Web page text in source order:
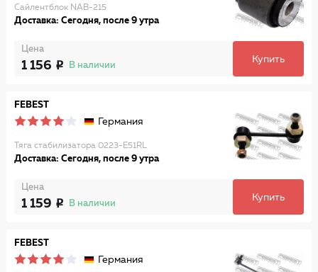
Сайлентблок NAB-215
Доставка: Сегодня, после 9 утра
Цена
1 156 В наличии
Купить
FEBEST
Германия
Тяга стабилизатора 0223-E51RL
Доставка: Сегодня, после 9 утра
Цена
1 159 В наличии
Купить
FEBEST
Германия